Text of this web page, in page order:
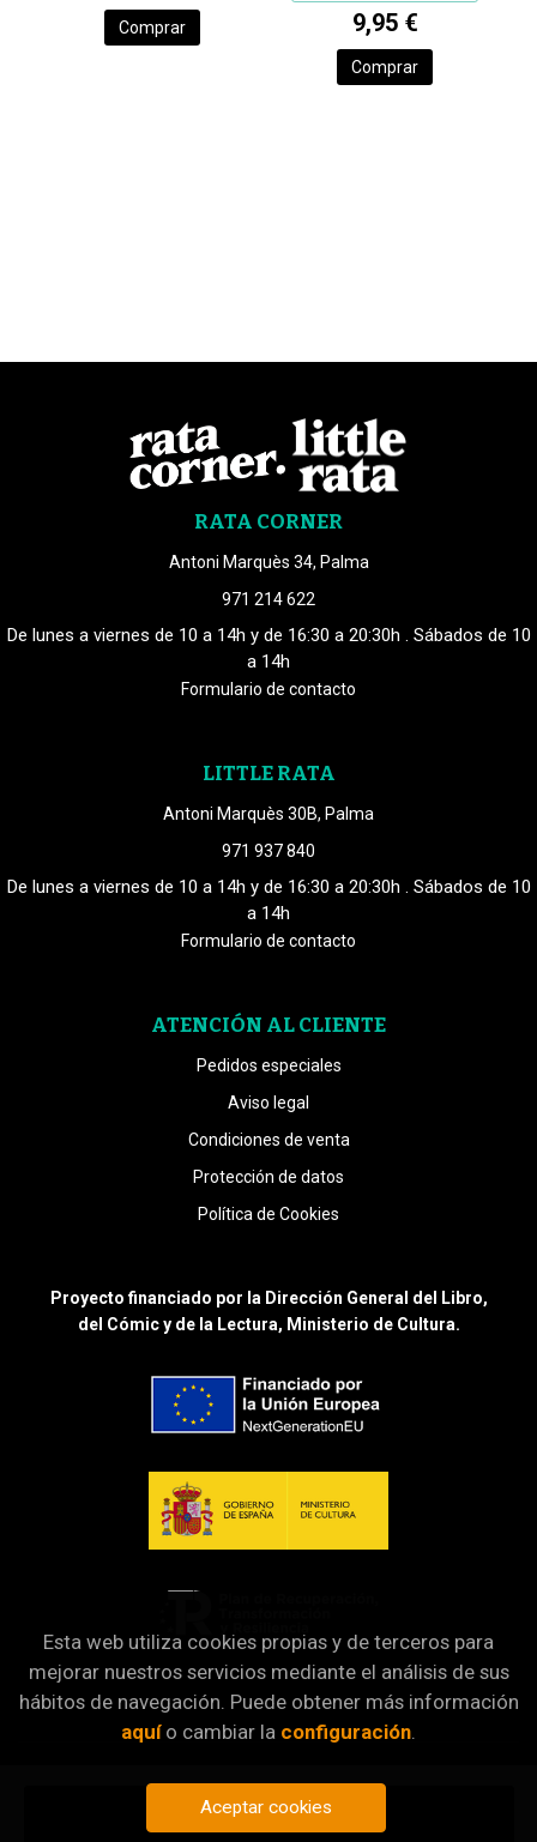
Añadir a mi cesta
Comprar 9,95 €
Comprar
RATA CORNER
Antoni Marquès 34, Palma
971 214 622
De lunes a viernes de 10 a 14h y de 16:30 a 20:30h . Sábados de 10
a 14h
Formulario de contacto
LITTLE RATA
Antoni Marquès 30B, Palma
971 937 840
De lunes a viernes de 10 a 14h y de 16:30 a 20:30h . Sábados de 10
a 14h
Formulario de contacto
ATENCIÓN AL CLIENTE
Pedidos especiales
Aviso legal
Condiciones de venta
Protección de datos
Política de Cookies
Proyecto financiado por la Dirección General del Libro,
del Cómic y de la Lectura, Ministerio de Cultura.
Esta web utiliza cookies propias y de terceros para
mejorar nuestros servicios mediante el análisis de sus
hábitos de navegación. Puede obtener más información
aquío cambiar la configuración.
Aceptar cookies